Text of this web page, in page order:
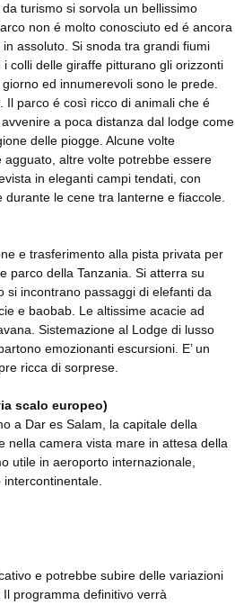
turismo si sorvola un bellissimo
non é molto conosciuto ed é ancora
assoluto. Si snoda tra grandi fiumi
colli delle giraffe pitturano gli orizzonti
ed innumerevoli sono le prede.
Il parco é così ricco di animali che é
a poca distanza dal lodge come
delle piogge. Alcune volte
altre volte potrebbe essere
in eleganti campi tendati, con
le cene tra lanterne e fiaccole.
e trasferimento alla pista privata per
parco della Tanzania. Si atterra su
si incontrano passaggi di elefanti da
e baobab. Le altissime acacie ad
Sistemazione al Lodge di lusso
emozionanti escursioni. E’ un
ricca di sorprese.
scalo europeo)
a Dar es Salam, la capitale della
nella camera vista mare in attesa della
utile in aeroporto internazionale,
e potrebbe subire delle variazioni
Il programma definitivo verrà